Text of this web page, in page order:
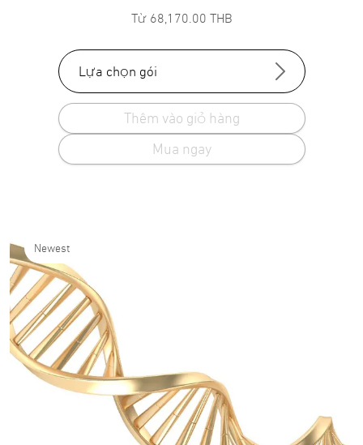
Từ 68,170.00 THB
Lựa chọn gói
Thêm vào giỏ hàng
Mua ngay
Newest